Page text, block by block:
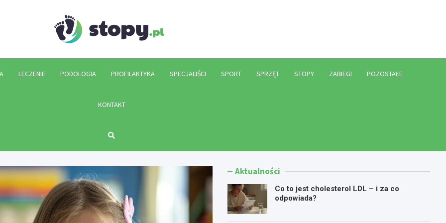
LECZENIE PODOLOGIA PROFILAKTYKA SPECJALIŚCI SPORT SPRZĘT STOPY ZABIEGI POZOSTAŁE
KONTAKT
Aktualności
Co to jest cholesterol LDL – i za co
odpowiada?